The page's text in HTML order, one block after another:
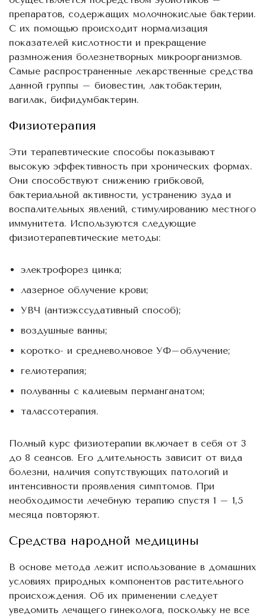
препаратов, содержащих молочнокислые бактерии.
С их помощью происходит нормализация
показателей кислотности и прекращение
размножения болезнетворных микроорганизмов.
Самые распространенные лекарственные средства
данной группы – биовестин, лактобактерин,
вагилак, бифидумбактерин.
Физиотерапия
Эти терапевтические способы показывают
высокую эффективность при хронических формах.
Они способствуют снижению грибковой,
бактериальной активности, устранению зуда и
воспалительных явлений, стимулированию местного
иммунитета. Используются следующие
физиотерапевтические методы:
электрофорез цинка;
лазерное облучение крови;
УВЧ (антиэкссудативный способ);
воздушные ванны;
коротко- и средневолновое УФ–облучение;
гелиотерапия;
полуванны с калиевым перманганатом;
талассотерапия.
Полный курс физиотерапии включает в себя от 3
до 8 сеансов. Его длительность зависит от вида
болезни, наличия сопутствующих патологий и
интенсивности проявления симптомов. При
необходимости лечебную терапию спустя 1 – 1,5
месяца повторяют.
Средства народной медицины
В основе метода лежит использование в домашних
условиях природных компонентов растительного
происхождения. Об их применении следует
уведомить лечащего гинеколога, поскольку не все